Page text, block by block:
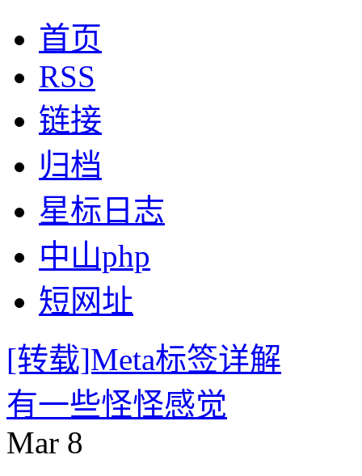
首页
RSS
链接
归档
星标日志
中山php
短网址
[转载]Meta标签详解
有一些怪怪感觉
Mar 8